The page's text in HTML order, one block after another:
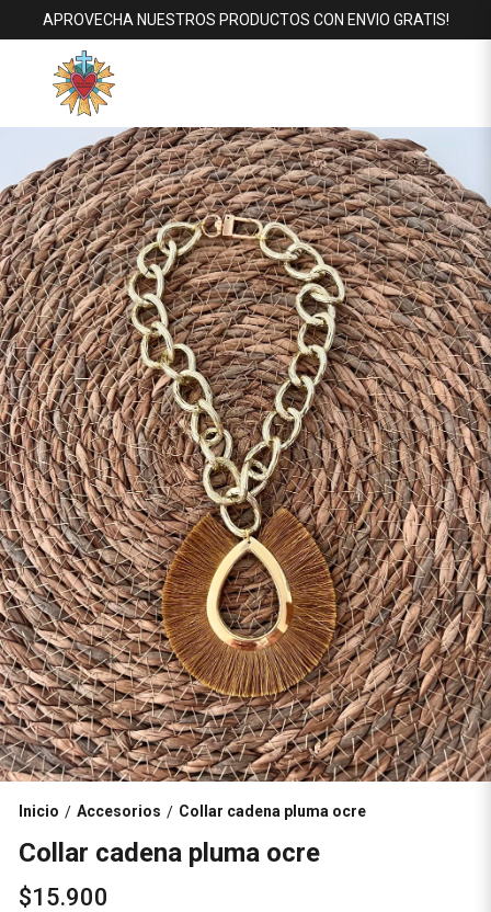
APROVECHA NUESTROS PRODUCTOS CON ENVIO GRATIS!
Inicio / Accesorios / Collar cadena pluma ocre
Collar cadena pluma ocre
$15.900